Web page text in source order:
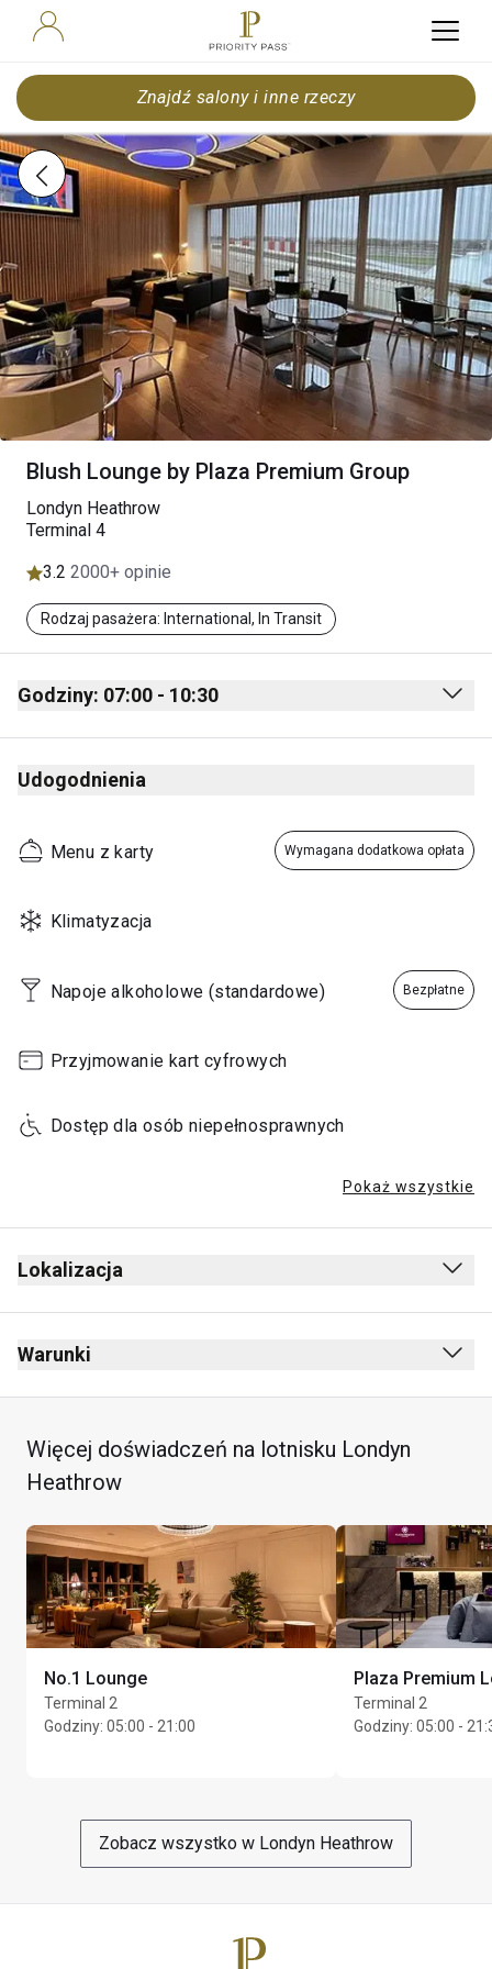
Znajdź salony i inne rzeczy
Blush Lounge by Plaza Premium Group
Londyn Heathrow
Terminal 4
3.2 2000+ opinie
Rodzaj pasażera: International, In Transit
Godziny: 07:00 - 10:30
Monday 07:00 - 10:30
Tuesday
Thursday 07:00 - 10:30
Sunday 07:00 - 10:30
Udogodnienia
Menu z karty Wymagana dodatkowa opłata
Klimatyzacja
Napoje alkoholowe (standardowe) Bezpłatne
Przyjmowanie kart cyfrowych
Dostęp dla osób niepełnosprawnych
Pokaż wszystkie
Lokalizacja
Odloty
Za kontrolą bezpieczeństwa
W pobliżu bramki 2
Warunki
Zakaz palenia (w tym e-papierosów)
Brak zasad dotyczących ubioru
Bezpłatny wstęp dla dzieci poniżej 2 lat
will see an increase in the number of guests. Therefore,
access may be periodically restricted due to space
constraints
À la carte menu for Kosher meal is subject to payment
Maks. czas pobytu: 2 godz.
Maks. Unlimited gości na posiadacza karty
Więcej doświadczeń na lotnisku Londyn
Heathrow
No.1 Lounge
Terminal 2
Godziny: 05:00 - 21:00
Plaza Premium
Terminal 2
Godziny: 05:00 -
Zobacz wszystko w Londyn Heathrow